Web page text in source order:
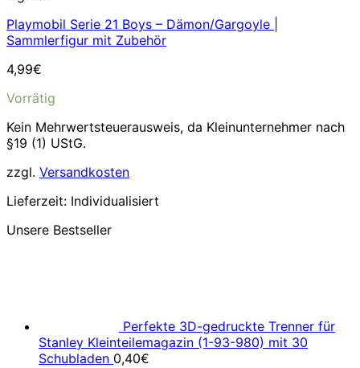
Playmobil Serie 21 Boys – Dämon/Gargoyle |
Sammlerfigur mit Zubehör
4,99€
Vorrätig
Kein Mehrwertsteuerausweis, da Kleinunternehmer nach
§19 (1) UStG.
zzgl. Versandkosten
Lieferzeit: Individualisiert
Unsere Bestseller
Perfekte 3D-gedruckte Trenner für
Stanley Kleinteilemagazin (1-93-980) mit 30
Schubladen 0,40€